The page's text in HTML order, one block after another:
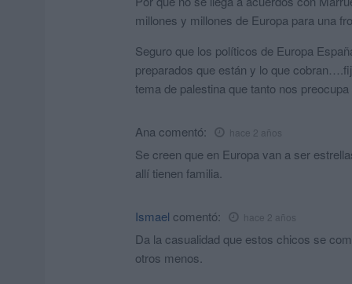
millones y millones de Europa para una
Seguro que los políticos de Europa
preparados que están y lo que
tema de palestina que tanto nos
Ana comentó: hace 2 años
Se creen que en Europa van a ser
allí tienen familia.
Ismael comentó: hace 2 años
Da la casualidad que estos chicos se
otros menos.